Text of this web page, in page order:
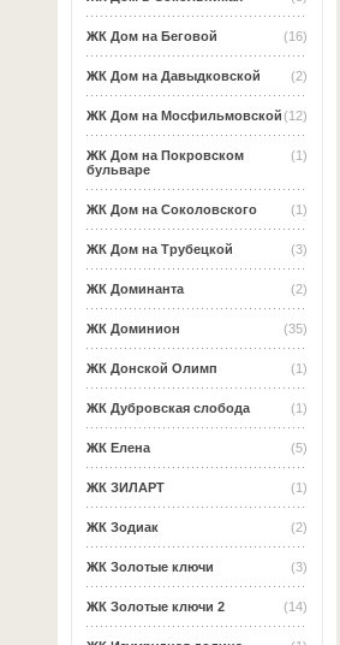
(16)
ЖК Дом на Беговой
(2)
ЖК Дом на Давыдковской
(12)
ЖК Дом на Мосфильмовской
(1)
ЖК Дом на Покровском
бульваре
(1)
ЖК Дом на Соколовского
(3)
ЖК Дом на Трубецкой
(2)
ЖК Доминанта
(35)
ЖК Доминион
(1)
ЖК Донской Олимп
(1)
ЖК Дубровская слобода
(5)
ЖК Елена
(1)
ЖК ЗИЛАРТ
(2)
ЖК Зодиак
(3)
ЖК Золотые ключи
(14)
ЖК Золотые ключи 2